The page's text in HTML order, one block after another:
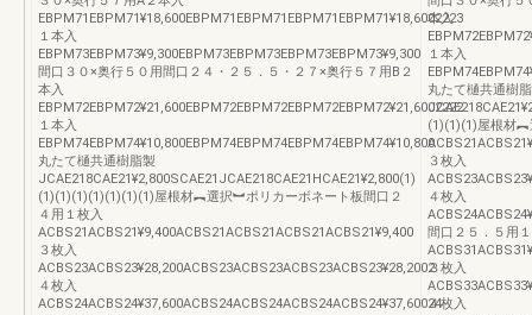
EBPM71EBPM71¥18,600EBPM71EBPM71EBPM71EBPM71¥18,6002223
１本入
EBPM73EBPM73¥9,300EBPM73EBPM73EBPM73EBPM73¥9,300
間口３０×奥行５０用間口２４・２５．５・２７×奥行５７用B２
本入
EBPM72EBPM72¥21,600EBPM72EBPM72EBPM72EBPM72¥21,6002222
１本入
EBPM74EBPM74¥10,800EBPM74EBPM74EBPM74EBPM74¥10,800
丸たて樋共通樹脂製
JCAE218CAE21¥2,800SCAE21JCAE218CAE21HCAE21¥2,800(1)
(1)(1)(1)(1)(1)(1)(1)屋根材︻選択︼ポリカーボネート板間口２
４用１枚入
ACBS21ACBS21¥9,400ACBS21ACBS21ACBS21ACBS21¥9,400
３枚入
ACBS23ACBS23¥28,200ACBS23ACBS23ACBS23ACBS23¥28,2002
４枚入
ACBS24ACBS24¥37,600ACBS24ACBS24ACBS24ACBS24¥37,60024
本入
１本入
丸たて樋共通樹
(1)(1)(1)屋根材
３枚入
４枚入
間口２５．５用
３枚入
４枚入